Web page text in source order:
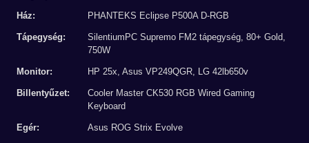
Ház: PHANTEKS Eclipse P500A D-RGB
Tápegység:
SilentiumPC Supremo FM2 tápegység, 80+ Gold,
750W
Monitor: HP 25x, Asus VP249QGR, LG 42lb650v
Billentyűzet:
Cooler Master CK530 RGB Wired Gaming
Keyboard
Egér: Asus ROG Strix Evolve